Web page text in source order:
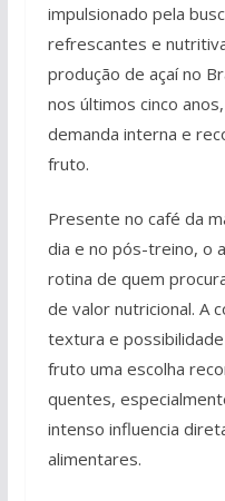
impulsionado pela
refrescantes e
produção de açaí no
nos últimos cinco
demanda interna e
fruto.
Presente no café da
dia e no pós-treino, o
rotina de quem
de valor nutricional. A
textura e
fruto uma escolha
quentes,
intenso influencia
alimentares.